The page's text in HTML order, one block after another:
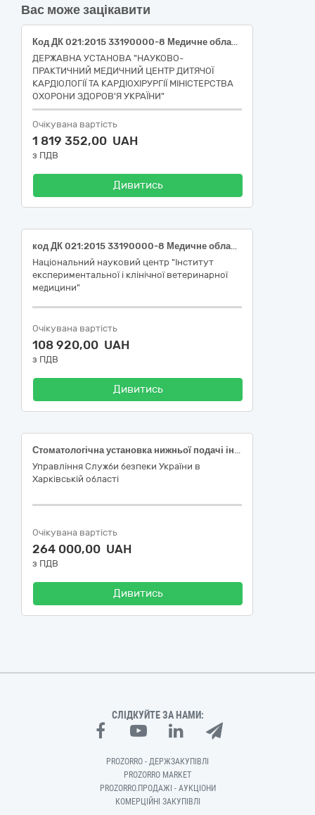
Вас може зацікавити
Код ДК 021:2015 33190000-8 Медичне обладнання та вироби медичного призначення різні (Витратні матеріали для плазмових автоклавів «STERRAD 100» , «STERRAD NX» , парових та формальдегідних стерилізаторів та пакувальні матеріали для стерилізації)
ДЕРЖАВНА УСТАНОВА "НАУКОВО-
ПРАКТИЧНИЙ МЕДИЧНИЙ ЦЕНТР ДИТЯЧОЇ
КАРДІОЛОГІЇ ТА КАРДІОХІРУРГІЇ МІНІСТЕРСТВА
ОХОРОНИ ЗДОРОВ'Я УКРАЇНИ"
Очікувана вартість
1 819 352,00 UAH
з ПДВ
Дивитись
код ДК 021:2015 33190000-8 Медичне обладнання та вироби медичного призначення різні (Спецустаткування для наукових досліджень: Лабораторний автоклав (настільний) для стерилізації поживних середовищ, лабораторного посуду та інструментів (код згідно НК 024:2023: 38671))
Національний науковий центр "Інститут
експериментальної і клінічної ветеринарної
медицини"
Очікувана вартість
108 920,00 UAH
з ПДВ
Дивитись
Стоматологічна установка нижньої подачі інструменту (НК 024:2023 код 60930 Установка стоматологічна портативна, НК 031:2024 – Z12110101 – установки для терапевтичної стоматології) (код ДК 021:2015 33190000-8 «Медичне обладнання та вироби медичного призначення різні»)
Управління Служби безпеки України в
Харківській області
Очікувана вартість
264 000,00 UAH
з ПДВ
Дивитись
СЛІДКУЙТЕ ЗА НАМИ:
PROZORRO - ДЕРЖЗАКУПІВЛІ
PROZORRO MARKET
PROZORRO.ПРОДАЖІ - АУКЦІОНИ
КОМЕРЦІЙНІ ЗАКУПІВЛІ